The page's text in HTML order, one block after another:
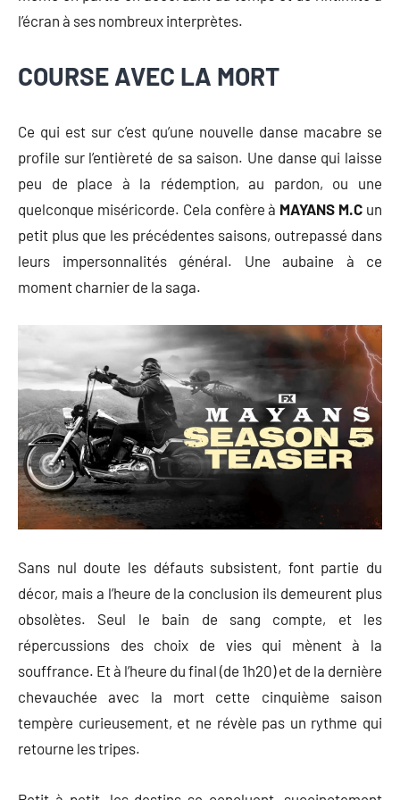
l’écran à ses nombreux interprètes.
COURSE AVEC LA MORT
Ce qui est sur c’est qu’une nouvelle danse macabre se
profile sur l’entièreté de sa saison. Une danse qui laisse
peu de place à la rédemption, au pardon, ou une
quelconque miséricorde. Cela confère à MAYANS M.C un
petit plus que les précédentes saisons, outrepassé dans
leurs impersonnalités général. Une aubaine à ce
moment charnier de la saga.
Sans nul doute les défauts subsistent, font partie du
décor, mais a l’heure de la conclusion ils demeurent plus
obsolètes. Seul le bain de sang compte, et les
répercussions des choix de vies qui mènent à la
souffrance. Et à l’heure du final (de 1h20) et de la dernière
chevauchée avec la mort cette cinquième saison
tempère curieusement, et ne révèle pas un rythme qui
retourne les tripes.